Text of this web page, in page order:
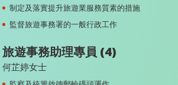
制定及落實提升旅遊業服務質素的措施
監督旅遊事務署的一般行政工作
旅遊事務助理專員 (4)
何芷婷女士